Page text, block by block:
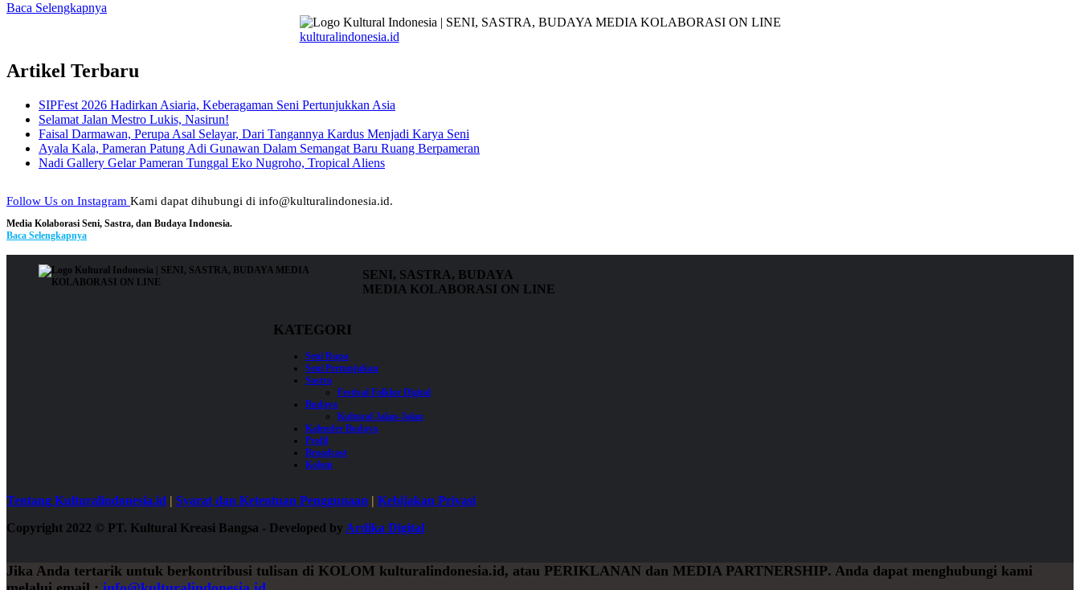
Baca Selengkapnya
kulturalindonesia.id
Artikel Terbaru
SIPFest 2026 Hadirkan Asiaria, Keberagaman Seni Pertunjukkan Asia
Selamat Jalan Mestro Lukis, Nasirun!
Faisal Darmawan, Perupa Asal Selayar, Dari Tangannya Kardus Menjadi Karya Seni
Ayala Kala, Pameran Patung Adi Gunawan Dalam Semangat Baru Ruang Berpameran
Nadi Gallery Gelar Pameran Tunggal Eko Nugroho, Tropical Aliens
Follow Us on Instagram Kami dapat dihubungi di info@kulturalindonesia.id.
Media Kolaborasi Seni, Sastra, dan Budaya Indonesia.
Baca Selengkapnya
SENI, SASTRA, BUDAYA
MEDIA KOLABORASI ON LINE
KATEGORI
Seni Rupa
Seni Pertunjukan
Sastra
Festival Folklor Digital
Budaya
Kultural Jalan-Jalan
Kalender Budaya
Profil
Broadcast
Kolom
Tentang Kulturalindonesia.id | Syarat dan Ketentuan Penggunaan | Kebijakan Privasi
Copyright 2022 © PT. Kultural Kreasi Bangsa - Developed by Ardika Digital
Jika Anda tertarik untuk berkontribusi tulisan di KOLOM kulturalindonesia.id, atau PERIKLANAN dan MEDIA PARTNERSHIP. Anda dapat menghubungi kami